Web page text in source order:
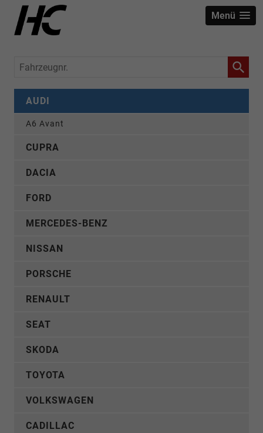
Menü
Fahrzeugnr.
AUDI
A6 Avant
CUPRA
DACIA
FORD
MERCEDES-BENZ
NISSAN
PORSCHE
RENAULT
SEAT
SKODA
TOYOTA
VOLKSWAGEN
CADILLAC